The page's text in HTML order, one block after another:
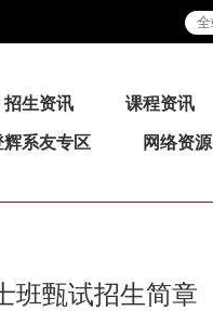
招生资讯 课程资讯
系友专区
网络资源
班甄试招生简章